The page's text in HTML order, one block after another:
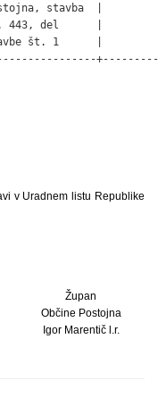
stavba  |
del      |
št. 1      |
v Uradnem listu Republike
Župan
Občine Postojna
Igor Marentič l.r.